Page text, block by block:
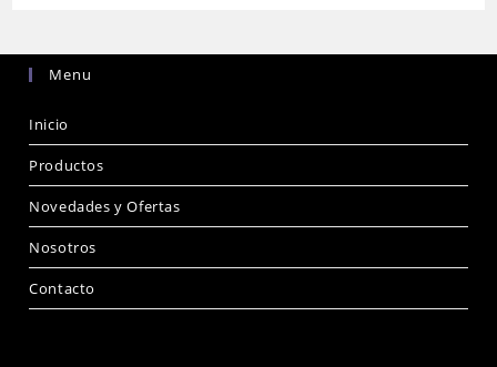
Menu
Inicio
Productos
Novedades y Ofertas
Nosotros
Contacto